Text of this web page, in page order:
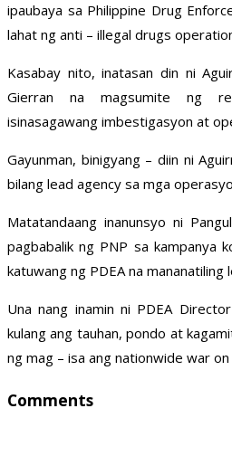
ipaubaya sa Philippine Drug
lahat ng anti – illegal drugs
Kasabay nito, inatasan din ni
Gierran na magsumite ng
isinasagawang imbestigasyon at
Gayunman, binigyang – diin ni
bilang lead agency sa mga
Matatandaang inanunsyo ni
pagbabalik ng PNP sa kampanya
katuwang ng PDEA na mananatiling
Una nang inamin ni PDEA
kulang ang tauhan, pondo at
ng mag – isa ang nationwide war
Comments